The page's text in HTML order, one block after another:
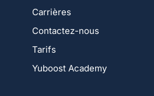
Carrières
Contactez-nous
Tarifs
Yuboost Academy